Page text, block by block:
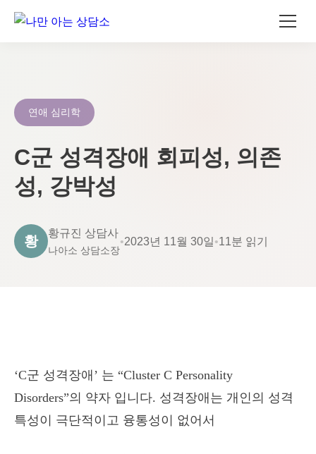
연애 심리학
C군 성격장애 회피성, 의존
성, 강박성
황
황규진 상담사
나아소 상담소장
•2023년 11월 30일•11분 읽기
‘C군 성격장애’ 는 “Cluster C Personality
Disorders”의 약자 입니다. 성격장애는 개인의 성격
특성이 극단적이고 융통성이 없어서